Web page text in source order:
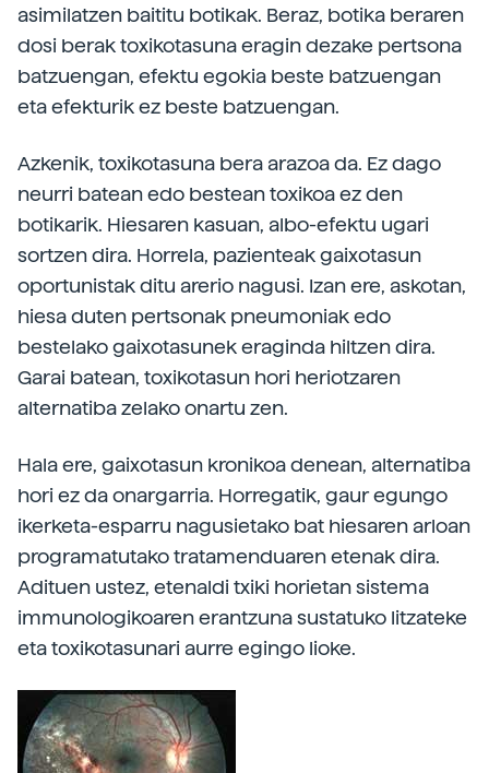
asimilatzen baititu botikak. Beraz, botika beraren
dosi berak toxikotasuna eragin dezake pertsona
batzuengan, efektu egokia beste batzuengan
eta efekturik ez beste batzuengan.
Azkenik, toxikotasuna bera arazoa da. Ez dago
neurri batean edo bestean toxikoa ez den
botikarik. Hiesaren kasuan, albo-efektu ugari
sortzen dira. Horrela, pazienteak gaixotasun
oportunistak ditu arerio nagusi. Izan ere, askotan,
hiesa duten pertsonak pneumoniak edo
bestelako gaixotasunek eraginda hiltzen dira.
Garai batean, toxikotasun hori heriotzaren
alternatiba zelako onartu zen.
Hala ere, gaixotasun kronikoa denean, alternatiba
hori ez da onargarria. Horregatik, gaur egungo
ikerketa-esparru nagusietako bat hiesaren arloan
programatutako tratamenduaren etenak dira.
Adituen ustez, etenaldi txiki horietan sistema
immunologikoaren erantzuna sustatuko litzateke
eta toxikotasunari aurre egingo lioke.